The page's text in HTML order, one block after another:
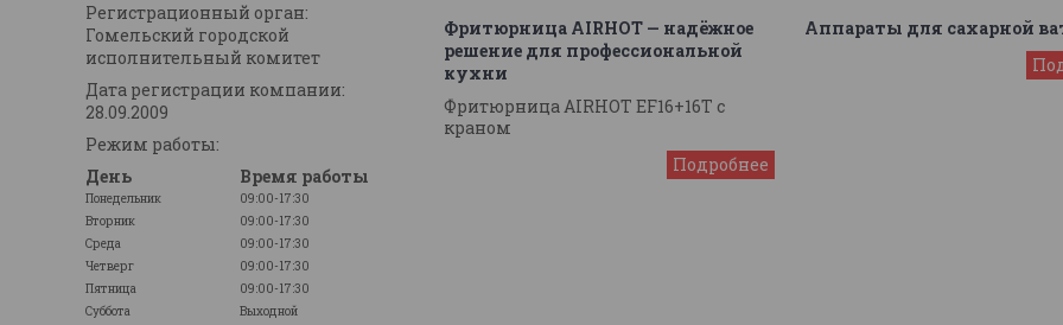
Фритюрница AIRHOT — надёжное
решение для профессиональной
кухни
Фритюрница AIRHOT EF16+16T с
краном
Аппараты для сахарной
Регистрационный орган:
Гомельский городской
исполнительный комитет
Дата регистрации компании:
28.09.2009
Режим работы:
День
Время работы
Понедельник
09:00-17:30
Вторник
09:00-17:30
Среда
09:00-17:30
Четверг
09:00-17:30
Пятница
09:00-17:30
Суббота
Выходной